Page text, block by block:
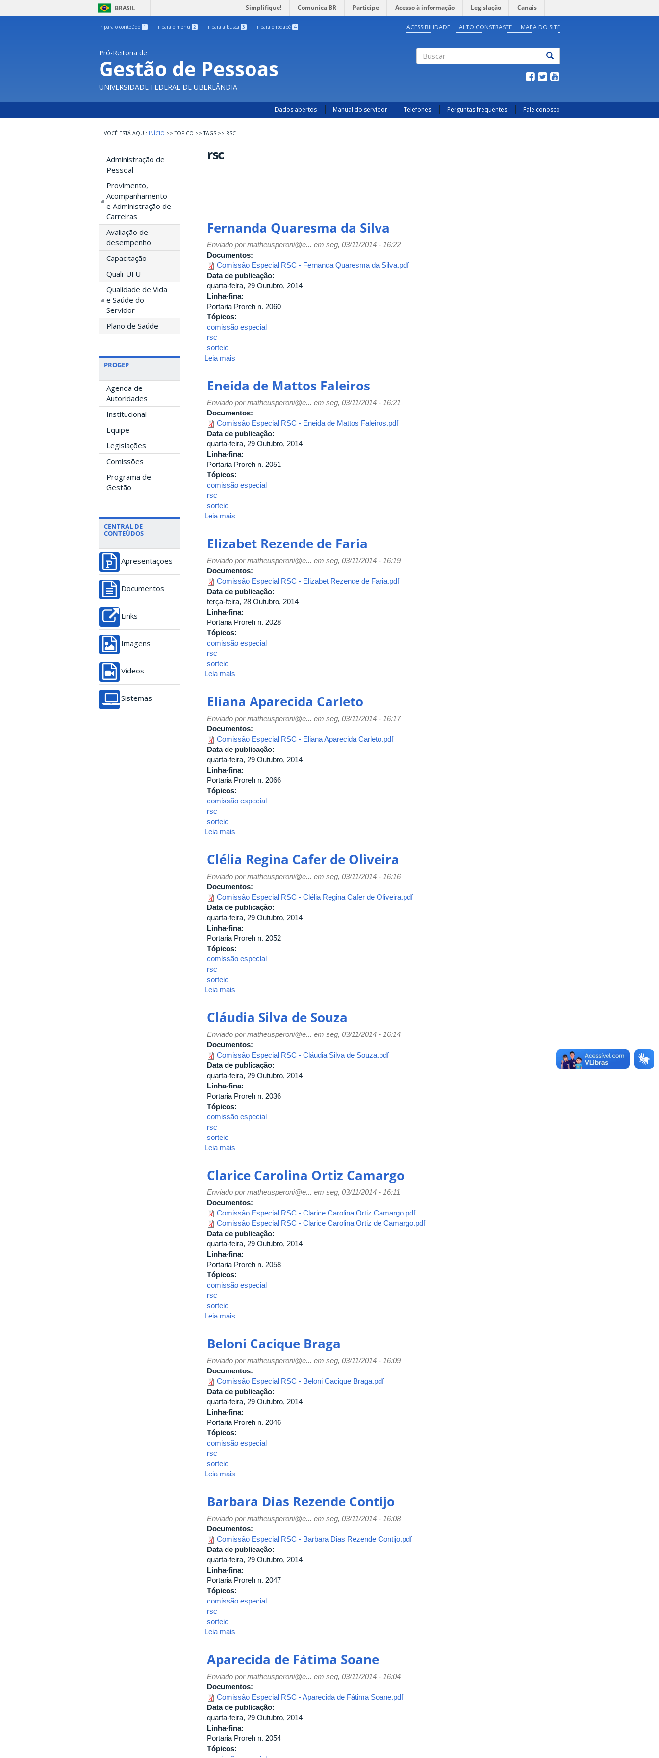
BRASIL Simplifique! Comunica BR Participe Acesso à informação Legislação Canais
Ir para o conteúdo 1 Ir para o menu 2 Ir para a busca 3 Ir para o rodapé 4 ACESSIBILIDADE ALTO CONSTRASTE MAPA DO SITE
Pró-Reitoria de
Gestão de Pessoas
UNIVERSIDADE FEDERAL DE UBERLÂNDIA
Dados abertos Manual do servidor Telefones Perguntas frequentes Fale conosco
INÍCIO >> TOPICO >> TAGS >> RSC
Administração de
Pessoal
Provimento,
Acompanhamento
e Administração de
Carreiras
Avaliação de
desempenho
Capacitação
Quali-UFU
Qualidade de Vida
e Saúde do
Servidor
Plano de Saúde
PROGEP
Agenda de
Autoridades
Institucional
Equipe
Legislações
Comissões
Programa de
Gestão
CENTRAL DE
CONTEÚDOS
Apresentações
Documentos
Links
Imagens
Vídeos
Sistemas
rsc
Fernanda Quaresma da Silva
Enviado pormatheusperoni@e... em seg, 03/11/2014 - 16:22
Documentos:
Comissão Especial RSC - Fernanda Quaresma da Silva.pdf
Data de publicação:
quarta-feira, 29 Outubro, 2014
Linha-fina:
Portaria Proreh n. 2060
Tópicos:
comissão especial
rsc
sorteio
Leia mais
da
Eneida de Mattos Faleiros
Enviado pormatheusperoni@e... em seg, 03/11/2014 - 16:21
Documentos:
Comissão Especial RSC - Eneida de Mattos Faleiros.pdf
Data de publicação:
quarta-feira, 29 Outubro, 2014
Linha-fina:
Portaria Proreh n. 2051
Tópicos:
comissão especial
rsc
sorteio
Leia mais
Mattos
Faleiros
Elizabet Rezende de Faria
Enviado pormatheusperoni@e... em seg, 03/11/2014 - 16:19
Documentos:
Comissão Especial RSC - Elizabet Rezende de Faria.pdf
Data de publicação:
terça-feira, 28 Outubro, 2014
Linha-fina:
Portaria Proreh n. 2028
Tópicos:
comissão especial
rsc
sorteio
Leia mais
de
Eliana Aparecida Carleto
Enviado pormatheusperoni@e... em seg, 03/11/2014 - 16:17
Documentos:
Comissão Especial RSC - Eliana Aparecida Carleto.pdf
Data de publicação:
quarta-feira, 29 Outubro, 2014
Linha-fina:
Portaria Proreh n. 2066
Tópicos:
comissão especial
rsc
sorteio
Leia mais
Carleto
Clélia Regina Cafer de Oliveira
Enviado pormatheusperoni@e... em seg, 03/11/2014 - 16:16
Documentos:
Comissão Especial RSC - Clélia Regina Cafer de Oliveira.pdf
Data de publicação:
quarta-feira, 29 Outubro, 2014
Linha-fina:
Portaria Proreh n. 2052
Tópicos:
comissão especial
rsc
sorteio
Leia mais
Cafer
Oliveira
Cláudia Silva de Souza
Enviado pormatheusperoni@e... em seg, 03/11/2014 - 16:14
Documentos:
Comissão Especial RSC - Cláudia Silva de Souza.pdf
Data de publicação:
quarta-feira, 29 Outubro, 2014
Linha-fina:
Portaria Proreh n. 2036
Tópicos:
comissão especial
rsc
sorteio
Leia mais
de
Clarice Carolina Ortiz Camargo
Enviado pormatheusperoni@e... em seg, 03/11/2014 - 16:11
Documentos:
Comissão Especial RSC - Clarice Carolina Ortiz Camargo.pdf
Comissão Especial RSC - Clarice Carolina Ortiz de Camargo.pdf
Data de publicação:
quarta-feira, 29 Outubro, 2014
Linha-fina:
Portaria Proreh n. 2058
Tópicos:
comissão especial
rsc
sorteio
Leia mais
Ortiz
Camargo
Beloni Cacique Braga
Enviado pormatheusperoni@e... em seg, 03/11/2014 - 16:09
Documentos:
Comissão Especial RSC - Beloni Cacique Braga.pdf
Data de publicação:
quarta-feira, 29 Outubro, 2014
Linha-fina:
Portaria Proreh n. 2046
Tópicos:
comissão especial
rsc
sorteio
Leia mais
Braga
Barbara Dias Rezende Contijo
Enviado pormatheusperoni@e... em seg, 03/11/2014 - 16:08
Documentos:
Comissão Especial RSC - Barbara Dias Rezende Contijo.pdf
Data de publicação:
quarta-feira, 29 Outubro, 2014
Linha-fina:
Portaria Proreh n. 2047
Tópicos:
comissão especial
rsc
sorteio
Leia mais
Rezende
Aparecida de Fátima Soane
Enviado pormatheusperoni@e... em seg, 03/11/2014 - 16:04
Documentos:
Comissão Especial RSC - Aparecida de Fátima Soane.pdf
Data de publicação:
quarta-feira, 29 Outubro, 2014
Linha-fina:
Portaria Proreh n. 2054
Tópicos: